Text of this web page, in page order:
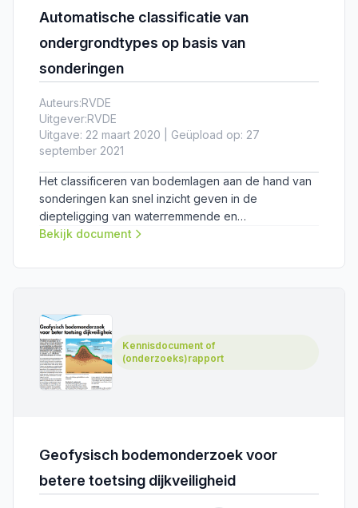
Automatische classificatie van
ondergrondtypes op basis van
sonderingen
Auteurs:RVDE
Uitgever:RVDE
Uitgave: 22 maart 2020 | Geüpload op: 27
september 2021
Het classificeren van bodemlagen aan de hand van
sonderingen kan snel inzicht geven in de
diepteligging van waterremmende en
watervoerende lagen. Omdat het aantal
Nederland en Vlaanderen zeer hoog is wordt in dit
Bekijk document
Kennisdocument of
(onderzoeks)rapport
Geofysisch bodemonderzoek voor
betere toetsing dijkveiligheid